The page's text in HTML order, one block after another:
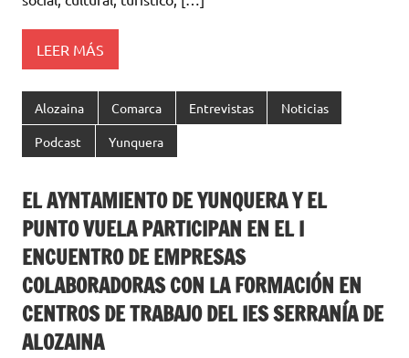
LEER MÁS
Alozaina Comarca Entrevistas Noticias
Podcast Yunquera
EL AYNTAMIENTO DE YUNQUERA Y EL
PUNTO VUELA PARTICIPAN EN EL I
ENCUENTRO DE EMPRESAS
COLABORADORAS CON LA FORMACIÓN EN
CENTROS DE TRABAJO DEL IES SERRANÍA DE
ALOZAINA